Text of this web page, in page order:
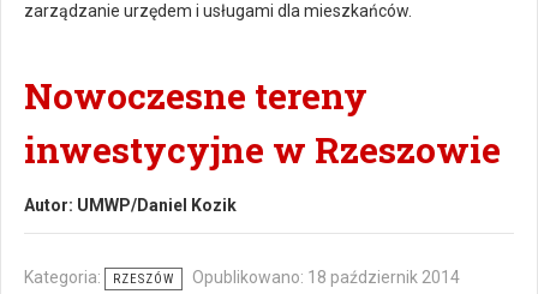
zarządzanie urzędem i usługami dla mieszkańców.
Nowoczesne tereny
inwestycyjne w Rzeszowie
Autor: UMWP/Daniel Kozik
Kategoria: RZESZÓW
Opublikowano: 18 październik 2014